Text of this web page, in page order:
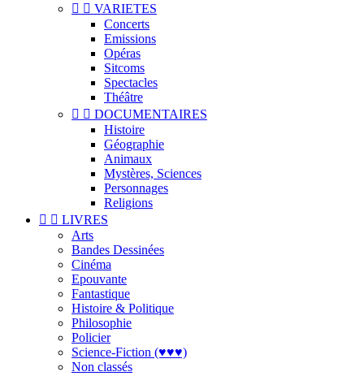
  VARIETES
Concerts
Emissions
Opéras
Sitcoms
Spectacles
Théâtre
  DOCUMENTAIRES
Histoire
Géographie
Animaux
Mystères, Sciences
Personnages
Religions
  LIVRES
Arts
Bandes Dessinées
Cinéma
Epouvante
Fantastique
Histoire & Politique
Philosophie
Policier
Science-Fiction (♥♥♥)
Non classés